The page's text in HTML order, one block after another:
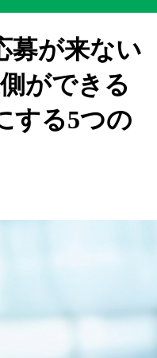
募が来ない
ができる
する5つの